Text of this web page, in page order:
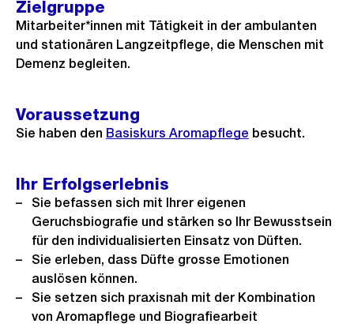
Zielgruppe
Mitarbeiter*innen mit Tätigkeit in der ambulanten
und stationären Langzeitpflege, die Menschen mit
Demenz begleiten.
Voraussetzung
Sie haben den Basiskurs Aromapflege besucht.
Ihr Erfolgserlebnis
Sie befassen sich mit Ihrer eigenen
Geruchsbiografie und stärken so Ihr Bewusstsein
für den individualisierten Einsatz von Düften.
Sie erleben, dass Düfte grosse Emotionen
auslösen können.
Sie setzen sich praxisnah mit der Kombination
von Aromapflege und Biografiearbeit